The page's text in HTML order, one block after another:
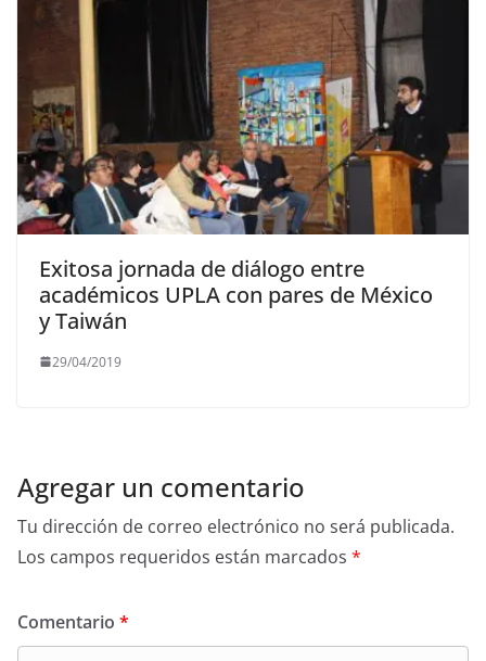
Exitosa jornada de diálogo entre
académicos UPLA con pares de México
y Taiwán
29/04/2019
Agregar un comentario
Tu dirección de correo electrónico no será publicada.
Los campos requeridos están marcados *
Comentario *